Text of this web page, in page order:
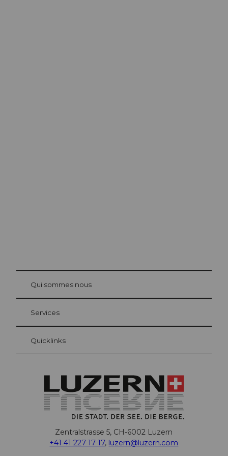
Carte d’hôte Lucerne
Vos avantages en tant qu'hôte pour la nuit
at Bre
Qui sommes nous
Services
Quicklinks
Zentralstrasse 5, CH-6002 Luzern
+41 41 227 17 17, luzern@luzern.com